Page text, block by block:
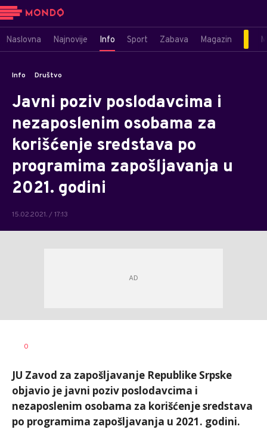
Naslovna Najnovije Info Sport Zabava Magazin
Info Društvo
Javni poziv poslodavcima i
nezaposlenim osobama za
korišćenje sredstava po
programima zapošljavanja u
2021. godini
15.02.2021. / 17:13
AUTOR
0
JU Zavod za zapošljavanje Republike Srpske
objavio je javni poziv poslodavcima i
nezaposlenim osobama za korišćenje sredstava
po programima zapošljavanja u 2021. godini.